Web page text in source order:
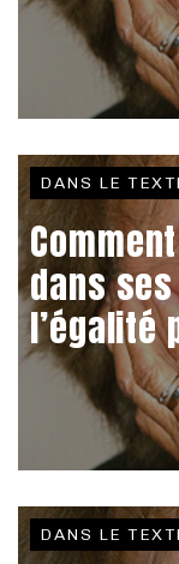
DANS LE
dans
l’égalité
DANS LE